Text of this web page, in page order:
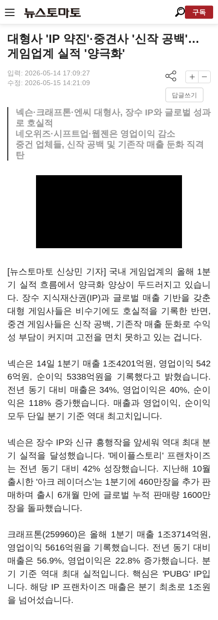
구독
대형사 'IP 약진'·중견사 '신작 공백'…
게임업계 실적 '양극화'
입력: 2026-05-14 17:09:27
수정: 2026-05-15 14:21:09
답글쓰기
넥슨·크래프톤·엔씨 대형사, 장수 IP와 글로벌 성과
로 호실적
네오위즈·시프트업·웹젠은 영업이익 감소
중건 업체들, 신작 공백 및 기존작 매출 둔화 직격
탄
[뉴스토마토 신상민 기자] 국내 게임업계의 올해 1분
기 실적 흐름에서 양극화 양상이 두드러지고 있습니
다. 장수 지식재산권(IP)과 글로벌 매출 기반을 갖춘
대형 게임사들은 비수기에도 호실적을 기록한 반면,
중견 게임사들은 신작 공백, 기존작 매출 둔화로 수익
성 부담이 커지며 고전을 면치 못하고 있는 겁니다.
넥슨은 14일 1분기 매출 1조4201억원, 영업이익 542
6억원, 순이익 5338억원을 기록했다고 밝혔습니다.
전년 동기 대비 매출은 34%, 영업이익은 40%, 순이
익은 118% 증가했습니다. 매출과 영업이익, 순이익
모두 단일 분기 기준 역대 최고치입니다.
넥슨은 장수 IP와 신규 흥행작을 앞세워 역대 최대 분
기 실적을 달성했습니다. '메이플스토리' 프랜차이즈
는 전년 동기 대비 42% 성장했습니다. 지난해 10월
출시한 '아크 레이더스'는 1분기에 460만장을 추가 판
매하며 출시 6개월 만에 글로벌 누적 판매량 1600만
장을 돌파했습니다.
크래프톤(259960)은 올해 1분기 매출 1조3714억원,
영업이익 5616억원을 기록했습니다. 전년 동기 대비
매출은 56.9%, 영업이익은 22.8% 증가했습니다. 분
기 기준 역대 최대 실적입니다. 핵심은 'PUBG' IP입
니다. 해당 IP 프랜차이즈 매출은 분기 최초로 1조원
을 넘어섰습니다.